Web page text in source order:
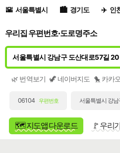
서울특별시 경기도 인
우리집 우편번호·도로명주소
🌿 번역보기 🦖 네이버지도 🐤 카카
06104 우편번호 서울특별시 강
🗺️ 지도앱 다운로드 🚩 우리